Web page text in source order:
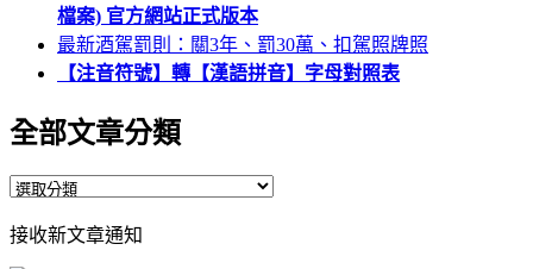
檔案) 官方網站正式版本
最新酒駕罰則：關3年、罰30萬、扣駕照牌照
【注音符號】轉【漢語拼音】字母對照表
全部文章分類
全
文
接收新文章通知